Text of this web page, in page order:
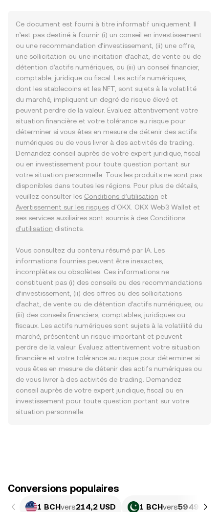
Ce document est fourni à titre informatif uniquement. Il
n’est pas destiné à fournir (i) un conseil en investissement
ou une recommandation d’investissement, (ii) une offre,
une sollicitation ou une incitation d’achat, de vente ou de
détention d’actifs numériques, ou (iii) un conseil financier,
comptable, juridique ou fiscal. Les actifs numériques,
dont les stablecoins et les NFT, sont sujets à la volatilité
du marché, impliquent un degré de risque élevé et
peuvent perdre de la valeur. Évaluez attentivement votre
situation financière et votre tolérance au risque pour
déterminer si vous êtes en mesure de détenir des actifs
numériques ou de vous livrer à des activités de trading.
Demandez conseil auprès de votre expert juridique, fiscal
ou en investissement pour toute question portant sur
votre situation personnelle. Tous les produits ne sont pas
disponibles dans toutes les régions. Pour plus de détails,
veuillez consulter les Conditions d’utilisation et
Avertissement sur les risques d'OKX. OKX Web3 Wallet et
ses services auxiliaires sont soumis à des Conditions
d'utilisation distincts.
Vous consultez du contenu résumé par IA. Les
informations fournies peuvent être inexactes,
incomplètes ou obsolètes. Ces informations ne
constituent pas (i) des conseils ou des recommandations
d’investissement, (ii) des offres ou des sollicitations
d’achat, de vente ou de détention d’actifs numériques, ou
(iii) des conseils financiers, comptables, juridiques ou
fiscaux. Les actifs numériques sont sujets à la volatilité du
marché, présentent un risque important et peuvent
perdre de la valeur. Évaluez attentivement votre situation
financière et votre tolérance au risque pour déterminer si
vous êtes en mesure de détenir des actifs numériques ou
de vous livrer à des activités de trading. Demandez
conseil auprès de votre expert juridique, fiscal ou en
investissement pour toute question portant sur votre
situation personnelle.
Conversions populaires
1 BCHvers214,2 USD 1 BCHvers59 494,05